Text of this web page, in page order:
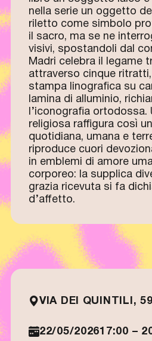
nella serie un oggetto
riletto come simbolo
il sacro, ma se ne
visivi, spostandoli dal
Madri celebra il legame
attraverso cinque
stampa linografica su
lamina di alluminio,
l’iconografia ortodossa.
religiosa raffigura così
quotidiana, umana e
riproduce cuori
in emblemi di amore
corporeo: la supplica
grazia ricevuta si fa
d’affetto.
VIA DEI QUINTILI, 59
22/05/202617:00 –